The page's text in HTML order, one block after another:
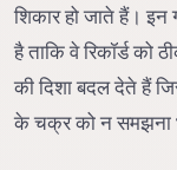
शिकार हो जाते हैं। इन
है ताकि वे रिकॉर्ड
की दिशा बदल देते हैं
के चक्र को न समझना